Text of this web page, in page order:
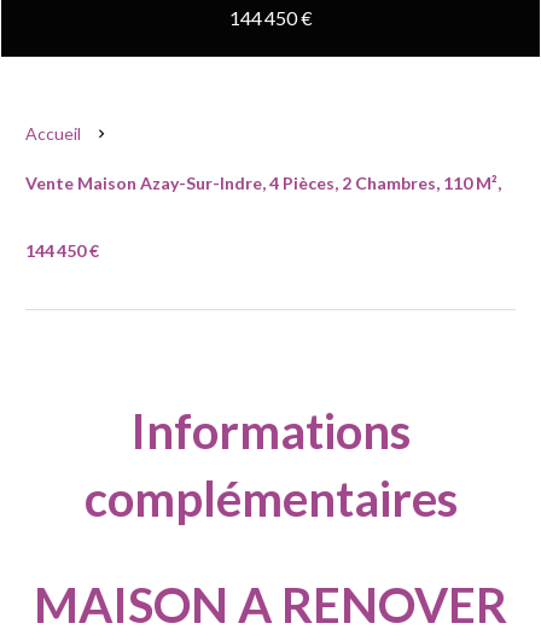
144 450 €
Accueil
Vente Maison Azay-Sur-Indre, 4 Pièces, 2 Chambres, 110 M²,
144 450 €
Informations
complémentaires
MAISON A RENOVER